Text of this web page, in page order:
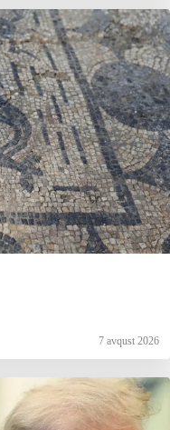
7 avqust 2026